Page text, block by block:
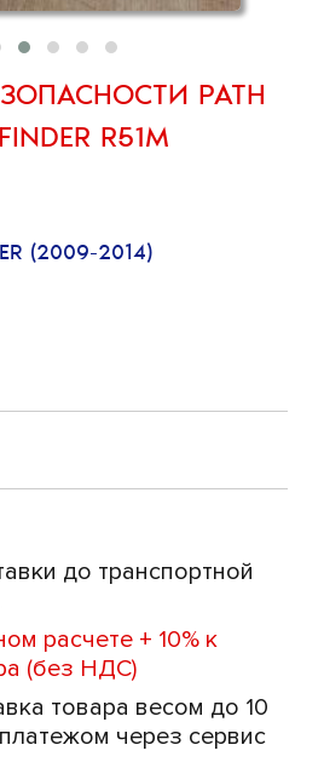
PATH
R51M
(2009-2014)
до транспортной
расчете + 10% к
(без НДС)
товара весом до 10
через сервис